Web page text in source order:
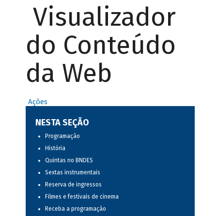
Visualizador
do Conteúdo
da Web
Ações
NESTA SEÇÃO
Programação
História
Quintas no BNDES
Sextas instrumentais
Reserva de ingressos
Filmes e festivais de cinema
Receba a programação